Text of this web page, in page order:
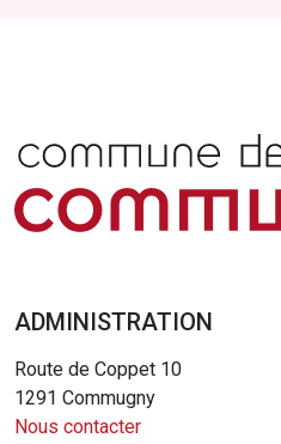
ADMINISTRATION
Route de Coppet 10
1291 Commugny
Nous contacter